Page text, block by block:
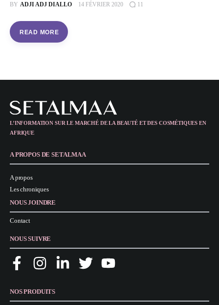
BY ADJI ADJ DIALLO 14 FÉVRIER 2020 11
READ MORE
L’INFORMATION SUR LE MARCHÉ DE LA BEAUTÉ ET DES COSMÉTIQUES EN
AFRIQUE
A PROPOS DE SETALMAA
A propos
Les chroniques
NOUS JOINDRE
Contact
NOUS SUIVRE
NOS PRODUITS